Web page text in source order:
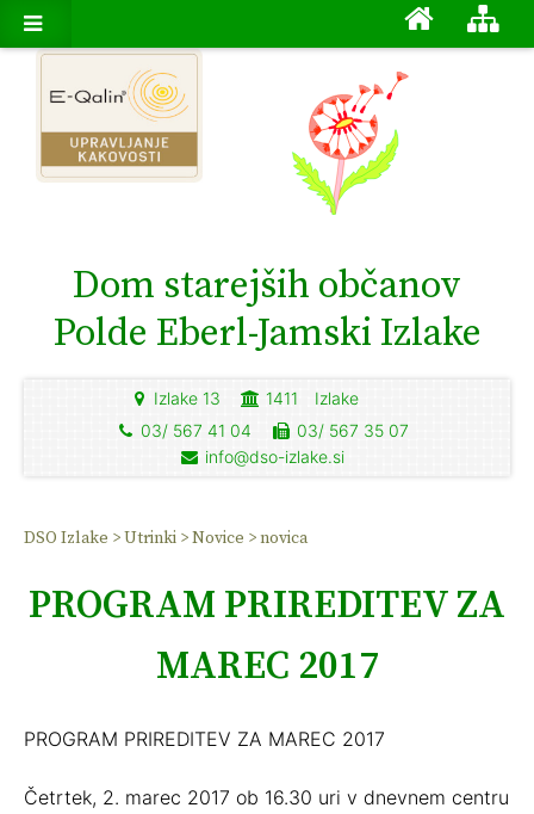
Dom starejših občanov
Polde Eberl-Jamski Izlake
Izlake 13 1411
Izlake
03/ 567 41 04
03/ 567 35 07
info@dso-izlake.si
DSO Izlake >Utrinki >Novice >novica
PROGRAM PRIREDITEV ZA
MAREC 2017
PROGRAM PRIREDITEV ZA MAREC 2017
Četrtek, 2. marec 2017 ob 16.30 uri v dnevnem centru